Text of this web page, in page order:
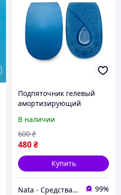
Подпяточник гелевый
амортизирующий
Group, Тип 1150
В наличии
480₴
600 ₴
Купить
Nata - Средства гигиены и косметика 99%